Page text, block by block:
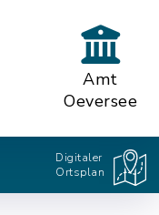
Amt
Oeversee
Digitaler
Ortsplan